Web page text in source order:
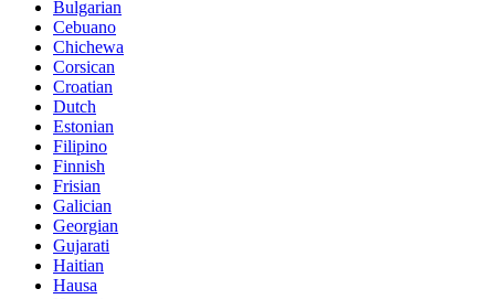
Bulgarian
Cebuano
Chichewa
Corsican
Croatian
Dutch
Estonian
Filipino
Finnish
Frisian
Galician
Georgian
Gujarati
Haitian
Hausa